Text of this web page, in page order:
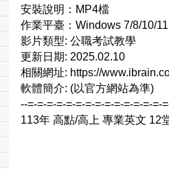
安裝說明：MP4檔
作業平臺：Windows 7/8/10/11
影片類型: 公職考試教學
更新日期: 2025.02.10
相關網址: https://
軟體簡介: (以官方網站為準)
--=-=-=-=-=-=-=-=-=-=-=-=-=-=-
113年 高點/高上 專業英文 12